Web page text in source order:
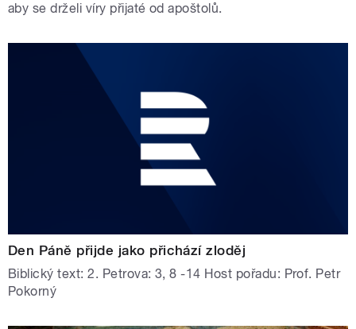
aby se drželi víry přijaté od apoštolů.
Den Páně přijde jako přichází zloděj
Biblický text: 2. Petrova: 3, 8 -14 Host pořadu: Prof. Petr
Pokorný